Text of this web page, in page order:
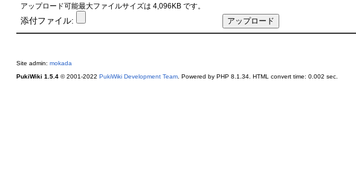
アップロード可能最大ファイルサイズは 4,096KB です。
添付ファイル:
Site admin: mokada
PukiWiki 1.5.4© 2001-2022 PukiWiki Development Team. Powered by PHP 8.1.34. HTML convert time: 0.002 sec.